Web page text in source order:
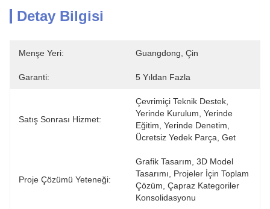
Detay Bilgisi
Menşe Yeri: Guangdong, Çin
Garanti: 5 Yıldan Fazla
Satış Sonrası Hizmet:
Çevrimiçi Teknik Destek,
Yerinde Kurulum, Yerinde
Eğitim, Yerinde Denetim,
Ücretsiz Yedek Parça, Get
Proje Çözümü Yeteneği:
Grafik Tasarım, 3D Model
Tasarımı, Projeler İçin Toplam
Çözüm, Çapraz Kategoriler
Konsolidasyonu